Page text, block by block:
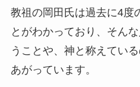
教祖の岡田氏は過去に4度
とがわかっており、そん
うことや、神と称えてい
あがっています。